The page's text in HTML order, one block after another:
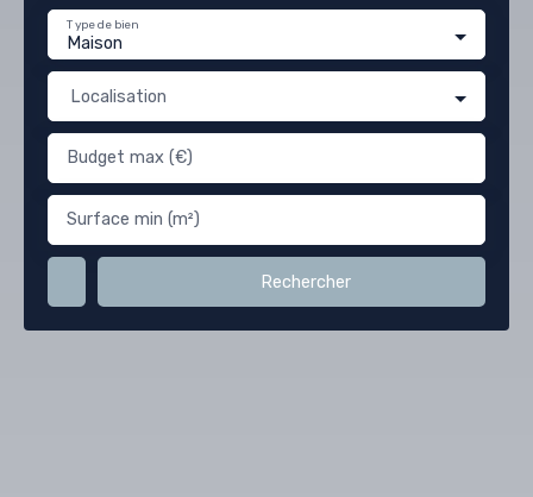
Maison
Type de bien
Localisation
Budget max (€)
Surface min (m²)
Rechercher